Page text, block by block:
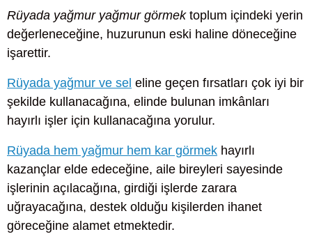
Rüyada yağmur yağmur görmektoplum içindeki yerin
değerleneceğine, huzurunun eski haline döneceğine
işarettir.
Rüyada yağmur ve sel eline geçen fırsatları çok iyi bir
şekilde kullanacağına, elinde bulunan imkânları
hayırlı işler için kullanacağına yorulur.
Rüyada hem yağmur hem kar görmek hayırlı
kazançlar elde edeceğine, aile bireyleri sayesinde
işlerinin açılacağına, girdiği işlerde zarara
uğrayacağına, destek olduğu kişilerden ihanet
göreceğine alamet etmektedir.